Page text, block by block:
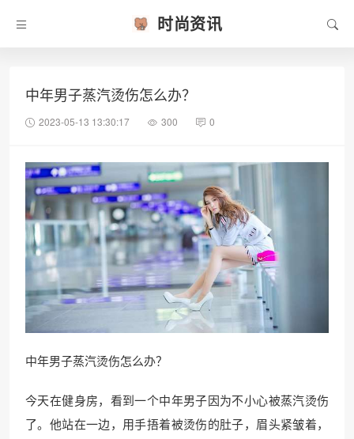
时尚资讯
中年男子蒸汽烫伤怎么办？
2023-05-13 13:30:17 300 0
中年男子蒸汽烫伤怎么办？
今天在健身房，看到一个中年男子因为不小心被蒸汽烫伤
了。他站在一边，用手捂着被烫伤的肚子，眉头紧皱着，